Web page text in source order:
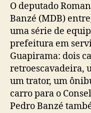
O deputado
Banzé (MDB)
uma série de
prefeitura em
Guapirama: dois
retroescavadeira,
um trator, um
carro para o
Pedro Banzé